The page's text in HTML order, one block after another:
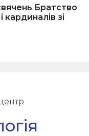
Братство
кардиналів зі